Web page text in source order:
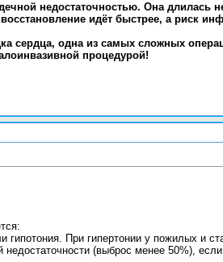
недостаточностью. Она длилась
идёт быстрее, а риск
сердца, одна из самых сложных
процедурой!
При гипертонии у пожилых и
(выброс менее 50%),